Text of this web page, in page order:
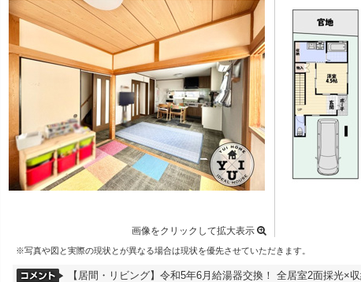
画像をクリックして拡大表示
※写真や図と実際の現状とが異なる場合は現状を優先させていただきます。
【居間・リビング】令和5年6月給湯器交換！ 全居室2面採光×